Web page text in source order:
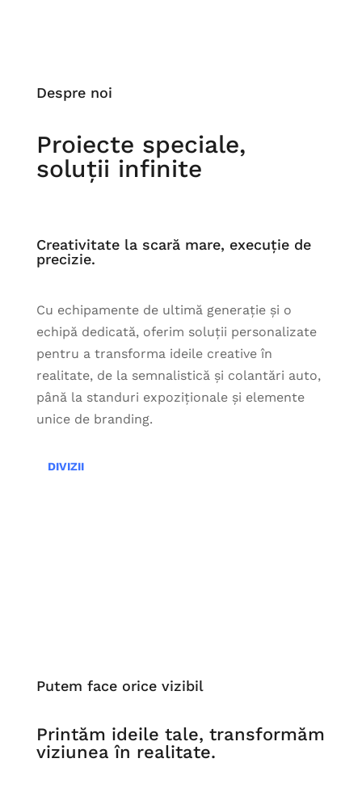
Despre noi
Proiecte speciale,
soluții infinite
Creativitate la scară mare, execuție de
precizie.
Cu echipamente de ultimă generație și o
echipă dedicată, oferim soluții personalizate
pentru a transforma ideile creative în
realitate, de la semnalistică și colantări auto,
până la standuri expoziționale și elemente
unice de branding.
DIVIZII
Putem face orice vizibil
Printăm ideile tale, transformăm
viziunea în realitate.